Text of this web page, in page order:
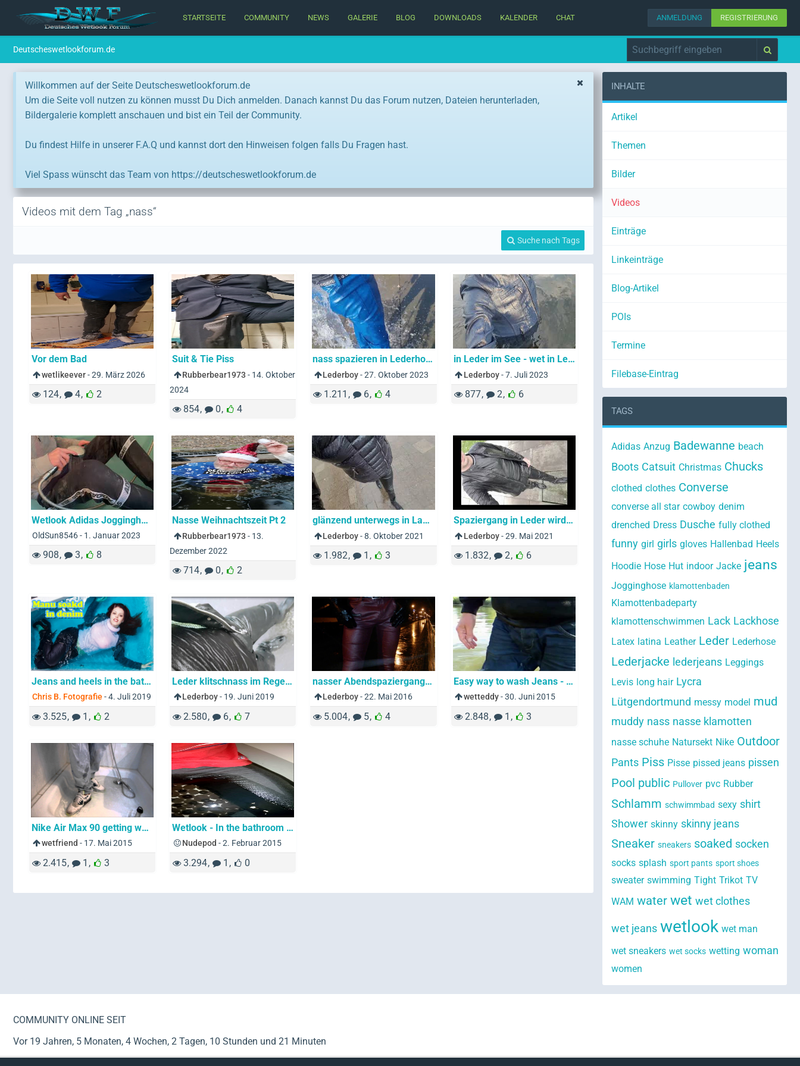
STARTSEITE COMMUNITY NEWS GALERIE BLOG DOWNLOADS KALENDER CHAT ANMELDUNG REGISTRIERUNG
Deutscheswetlookforum.de
Willkommen auf der Seite Deutscheswetlookforum.de
Um die Seite voll nutzen zu können musst Du Dich anmelden. Danach kannst Du das Forum nutzen, Dateien herunterladen,
Bildergalerie komplett anschauen und bist ein Teil der Community.
Du findest Hilfe in unserer F.A.Q und kannst dort den Hinweisen folgen falls Du Fragen hast.
Viel Spass wünscht das Team von https://deutscheswetlookforum.de
Videos mit dem Tag „nass“
Suche nach Tags
Vor dem Bad
wetlikeever-29. März 2026
124 4 2
Suit & Tie Piss
Rubberbear1973- 14. Oktober
2024
854 0 4
nass spazieren in Lederhose
Lederboy-27. Oktober 2023
1.211 6 4
in Leder im See - wet in Leather
Lederboy-7. Juli 2023
877 2 6
Wetlook Adidas Jogginghose Baumwolle T-Shirt Hoodie Socken
OldSun8546 - 1. Januar 2023
908 3 8
Nasse Weihnachtszeit Pt 2
Rubberbear1973- 13.
Dezember 2022
714 0 2
glänzend unterwegs in Lack wird's nass... - on the way in shiny vinyl pants & jacket to get wet :-)
Lederboy-8. Oktober 2021
1.982 1 3
Spaziergang in Leder wird nass... - Walk in Leather gets wet... :-)
Lederboy-29. Mai 2021
1.832 2 6
Jeans and heels in the bathtub
Chris B. Fotografie -4. Juli 2019
3.525 1 2
Leder klitschnass im Regen - Leather soaking wet in the Rain
Lederboy- 19. Juni 2019
2.580 6 7
nasser Abendspaziergang in Leder - exciting wet night experience in tight sexy leather pants
Lederboy-22. Mai 2016
5.004 5 4
Easy way to wash Jeans - walk inside a lake fullyclothed
wetteddy-30. Juni 2015
2.848 1 3
Nike Air Max 90 getting wet in the shower
wetfriend - 17. Mai 2015
2.415 1 3
Wetlook - In the bathroom - Season 1
Nudepod -2. Februar 2015
3.294 1 0
INHALTE
Artikel
Themen
Bilder
Videos
Einträge
Linkeinträge
Blog-Artikel
POIs
Termine
Filebase-Eintrag
TAGS
Adidas Anzug Badewanne beach
Boots Catsuit Christmas Chucks
clothed clothes Converse
converse all star cowboy denim
drenched Dress Dusche fully clothed
funny girl girls gloves Hallenbad Heels
Hoodie Hose Hut indoor Jacke jeans
Jogginghose klamottenbaden
Klamottenbadeparty
klamottenschwimmen Lack Lackhose
Latex latina Leather Leder Lederhose
Lederjacke lederjeans Leggings
Levis long hair Lycra
Lütgendortmund messy model mud
muddy nass nasse klamotten
nasse schuhe Natursekt Nike Outdoor
Pants Piss Pisse pissed jeans pissen
Pool public Pullover pvc Rubber
Schlamm schwimmbad sexy shirt
Shower skinny skinny jeans
Sneaker sneakers soaked socken
socks splash sport pants sport shoes
sweater swimming Tight Trikot TV
WAM water wet wet clothes
wet jeans wetlook wet man
wet sneakers wet socks wetting woman
women
COMMUNITY ONLINE SEIT
Vor 19 Jahren, 5 Monaten, 4 Wochen, 2 Tagen, 10 Stunden und 21 Minuten